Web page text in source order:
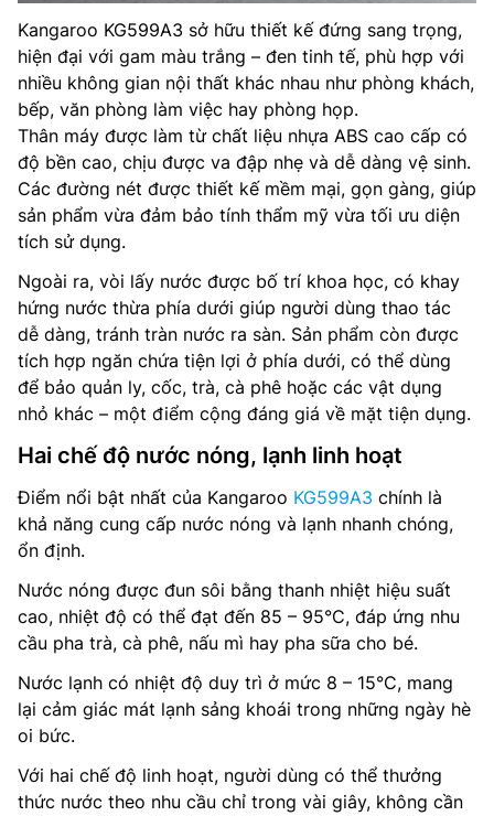
Kangaroo KG599A3 sở hữu thiết kế đứng sang trọng,
hiện đại với gam màu trắng – đen tinh tế, phù hợp với
nhiều không gian nội thất khác nhau như phòng khách,
bếp, văn phòng làm việc hay phòng họp.
Thân máy được làm từ chất liệu nhựa ABS cao cấp có
độ bền cao, chịu được va đập nhẹ và dễ dàng vệ sinh.
Các đường nét được thiết kế mềm mại, gọn gàng, giúp
sản phẩm vừa đảm bảo tính thẩm mỹ vừa tối ưu diện
tích sử dụng.
Ngoài ra, vòi lấy nước được bố trí khoa học, có khay
hứng nước thừa phía dưới giúp người dùng thao tác
dễ dàng, tránh tràn nước ra sàn. Sản phẩm còn được
tích hợp ngăn chứa tiện lợi ở phía dưới, có thể dùng
để bảo quản ly, cốc, trà, cà phê hoặc các vật dụng
nhỏ khác – một điểm cộng đáng giá về mặt tiện dụng.
Hai chế độ nước nóng, lạnh linh hoạt
Điểm nổi bật nhất của Kangaroo KG599A3 chính là
khả năng cung cấp nước nóng và lạnh nhanh chóng,
ổn định.
Nước nóng được đun sôi bằng thanh nhiệt hiệu suất
cao, nhiệt độ có thể đạt đến 85 – 95°C, đáp ứng nhu
cầu pha trà, cà phê, nấu mì hay pha sữa cho bé.
Nước lạnh có nhiệt độ duy trì ở mức 8 – 15°C, mang
lại cảm giác mát lạnh sảng khoái trong những ngày hè
oi bức.
Với hai chế độ linh hoạt, người dùng có thể thưởng
thức nước theo nhu cầu chỉ trong vài giây, không cần